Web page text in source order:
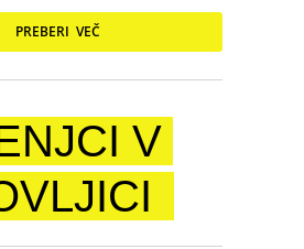
PREBERI VEČ
V